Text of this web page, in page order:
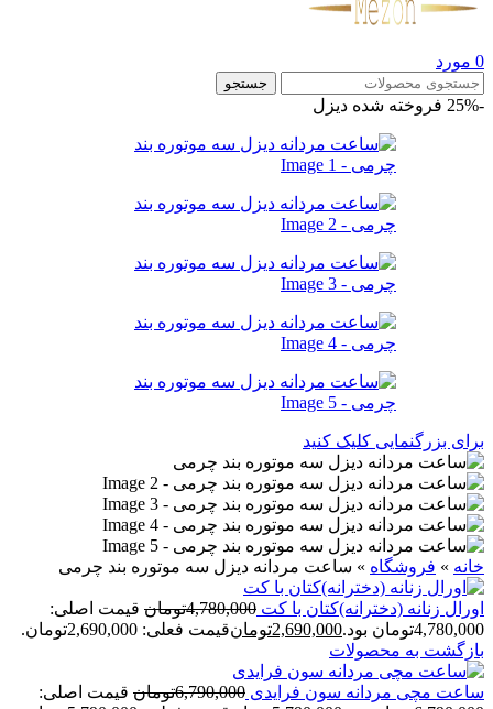
0 مورد
جستجو
-25% فروخته شده دیزل
برای بزرگنمایی کلیک کنید
خانه » فروشگاه » ساعت مردانه دیزل سه موتوره بند چرمی
اورال زنانه (دخترانه)کتان با کت 4,780,000تومان قیمت اصلی:
4,780,000تومان بود.
2,690,000تومانقیمت فعلی: 2,690,000تومان.
بازگشت به محصولات
ساعت مچی مردانه سون فرایدی 6,790,000تومان قیمت اصلی: